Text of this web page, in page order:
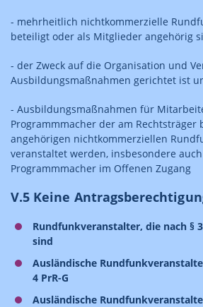
- mehrheitlich nichtkommerzielle
beteiligt oder als Mitglieder angehörig
- der Zweck auf die Organisation und
Ausbildungsmaßnahmen gerichtet ist
- Ausbildungsmaßnahmen für
Programmmacher der am Rechtsträger
angehörigen nichtkommerziellen
veranstaltet werden, insbesondere
Programmmacher im Offenen Zugang
V.5 Keine
Rundfunkveranstalter, die nach §
sind
Ausländische
4 PrR-G
Ausländische